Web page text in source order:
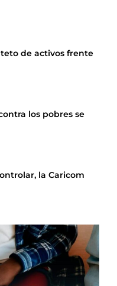
de activos frente
los pobres se
la Caricom